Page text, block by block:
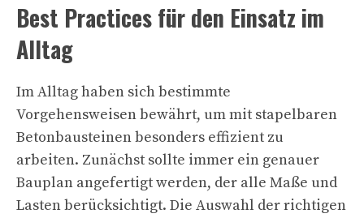
Best Practices für den Einsatz im
Alltag
Im Alltag haben sich bestimmte
Vorgehensweisen bewährt, um mit stapelbaren
Betonbausteinen besonders effizient zu
arbeiten. Zunächst sollte immer ein genauer
Bauplan angefertigt werden, der alle Maße und
Lasten berücksichtigt. Die Auswahl der richtigen